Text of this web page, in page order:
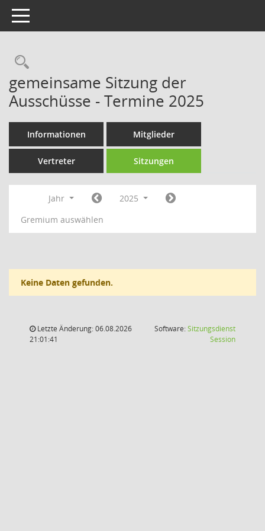
Toggle navigation
Rechercheauswahl
gemeinsame Sitzung der
Ausschüsse - Termine 2025
Informationen Mitglieder
Vertreter Sitzungen
Jahr
2025
Gremium auswählen
Keine Daten gefunden.
Letzte Änderung: 06.08.2026
21:01:41
Software:Sitzungsdienst
Session(Wird in